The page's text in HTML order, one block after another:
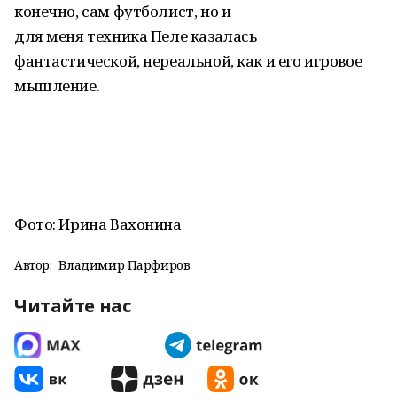
конечно, сам футболист, но и
для меня техника Пеле казалась
фантастической, нереальной, как и его игровое
мышление.
Фото: Ирина Вахонина
Автор: Владимир Парфиров
Читайте нас